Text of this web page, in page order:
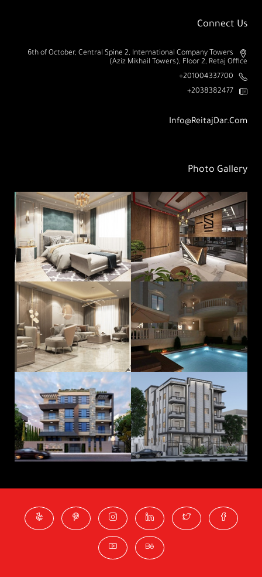
Connect Us
6th of October, Central Spine 2, International Company Towers
(Aziz Mikhail Towers), Floor 2, Retaj Office
201004337700+
2038382477+
Info@ReitajDar.com
Photo Gallery